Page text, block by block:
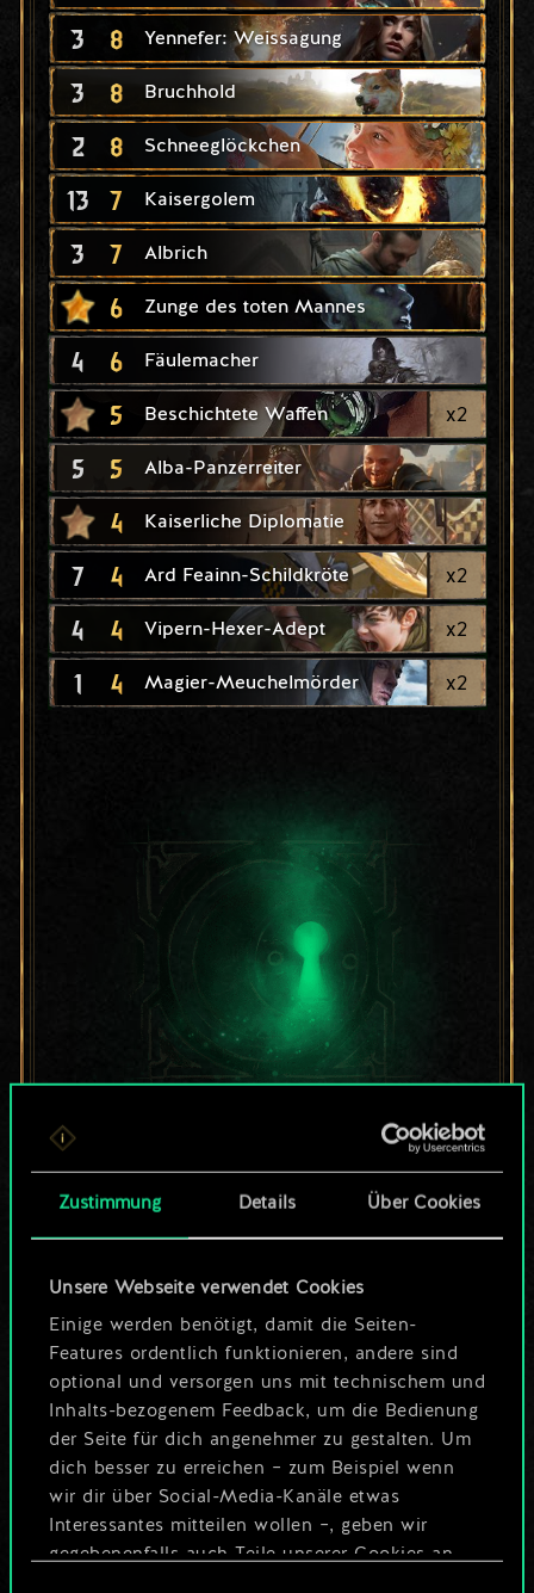
Zustimmung Details Über Cookies
Unsere Webseite verwendet Cookies
Einige werden benötigt, damit die Seiten-
Features ordentlich funktionieren, andere sind
optional und versorgen uns mit technischem und
Inhalts-bezogenem Feedback, um die Bedienung
der Seite für dich angenehmer zu gestalten. Um
dich besser zu erreichen – zum Beispiel wenn
wir dir über Social-Media-Kanäle etwas
Interessantes mitteilen wollen –, geben wir
gegebenenfalls auch Teile unserer Cookies an
3 8 Yennefer: Weissagung
3 8 Bruchhold
2 8 Schneeglöckchen
13 7 Kaisergolem
3 7 Albrich
6 Zunge des toten Mannes
4 6 Fäulemacher
5 Beschichtete Waffen x2
5 5 Alba-Panzerreiter
4 Kaiserliche Diplomatie
7 4 Ard Feainn-Schildkröte x2
4 4 Vipern-Hexer-Adept x2
1 4 Magier-Meuchelmörder x2
Bis jetzt ist dies nur
ein geteilter Satz
Wo es doch so viel
mehr sein kann!
Deck benennen und Leitfaden
Deck bearbeiten